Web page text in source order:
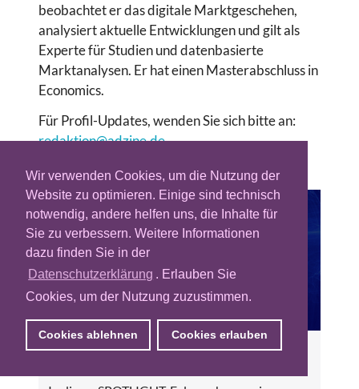
Wir verwenden Cookies, um die Nutzung der
Website zu optimieren. Einige sind technisch
notwendig, andere helfen uns, die Inhalte für
Sie zu verbessern. Weitere Informationen
dazu finden Sie in der
Datenschutzerklärung . Erlauben Sie
Cookies, um der Nutzung zuzustimmen.
Cookies ablehnen Cookies erlauben
beobachtet er das digitale Marktgeschehen,
analysiert aktuelle Entwicklungen und gilt als
Experte für Studien und datenbasierte
Marktanalysen. Er hat einen Masterabschluss in
Economics.
Für Profil-Updates, wenden Sie sich bitte an:
redaktion@adzine.de